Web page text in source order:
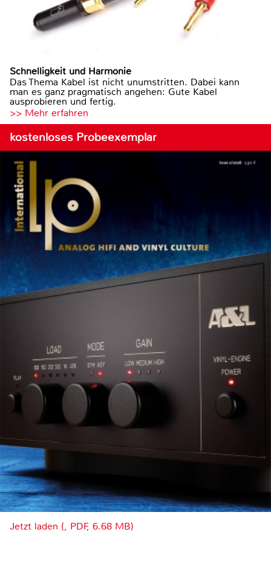
Schnelligkeit und Harmonie
Das Thema Kabel ist nicht unumstritten. Dabei kann
man es ganz pragmatisch angehen: Gute Kabel
ausprobieren und fertig.
>> Mehr erfahren
kostenloses Probeexemplar
Jetzt laden (, PDF, 6.68 MB)